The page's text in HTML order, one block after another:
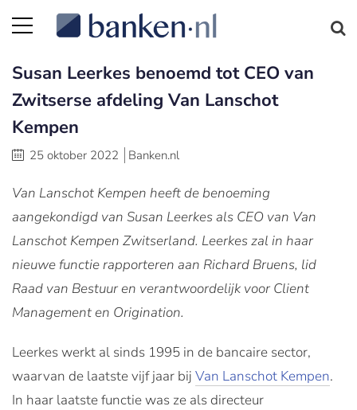
Susan Leerkes benoemd tot CEO van
Zwitserse afdeling Van Lanschot
Kempen
25 oktober 2022 Banken.nl
Van Lanschot Kempen heeft de benoeming
aangekondigd van Susan Leerkes als CEO van Van
Lanschot Kempen Zwitserland. Leerkes zal in haar
nieuwe functie rapporteren aan Richard Bruens, lid
Raad van Bestuur en verantwoordelijk voor Client
Management en Origination.
Leerkes werkt al sinds 1995 in de bancaire sector,
waarvan de laatste vijf jaar bij Van Lanschot Kempen.
In haar laatste functie was ze als directeur